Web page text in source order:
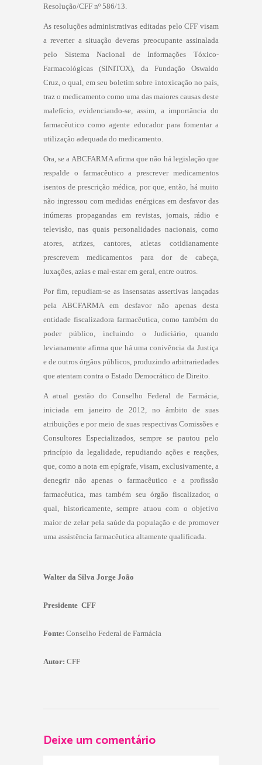
Resolução/CFF nº 586/13.
As resoluções administrativas editadas pelo CFF visam
a reverter a situação deveras preocupante assinalada
pelo Sistema Nacional de Informações Tóxico-
Farmacológicas (SINITOX), da Fundação Oswaldo
Cruz, o qual, em seu boletim sobre intoxicação no país,
traz o medicamento como uma das maiores causas deste
malefício, evidenciando-se, assim, a importância do
farmacêutico como agente educador para fomentar a
utilização adequada do medicamento.
Ora, se a ABCFARMA afirma que não há legislação que
respalde o farmacêutico a prescrever medicamentos
isentos de prescrição médica, por que, então, há muito
não ingressou com medidas enérgicas em desfavor das
inúmeras propagandas em revistas, jornais, rádio e
televisão, nas quais personalidades nacionais, como
atores, atrizes, cantores, atletas cotidianamente
prescrevem medicamentos para dor de cabeça,
luxações, azias e mal-estar em geral, entre outros.
Por fim, repudiam-se as insensatas assertivas lançadas
pela ABCFARMA em desfavor não apenas desta
entidade fiscalizadora farmacêutica, como também do
poder público, incluindo o Judiciário, quando
levianamente afirma que há uma conivência da Justiça
e de outros órgãos públicos, produzindo arbitrariedades
que atentam contra o Estado Democrático de Direito.
A atual gestão do Conselho Federal de Farmácia,
iniciada em janeiro de 2012, no âmbito de suas
atribuições e por meio de suas respectivas Comissões e
Consultores Especializados, sempre se pautou pelo
princípio da legalidade, repudiando ações e reações,
que, como a nota em epígrafe, visam, exclusivamente, a
denegrir não apenas o farmacêutico e a profissão
farmacêutica, mas também seu órgão fiscalizador, o
qual, historicamente, sempre atuou com o objetivo
maior de zelar pela saúde da população e de promover
uma assistência farmacêutica altamente qualificada.
Walter da Silva Jorge João
Presidente  CFF
Fonte: Conselho Federal de Farmácia
Autor: CFF
Deixe um comentário